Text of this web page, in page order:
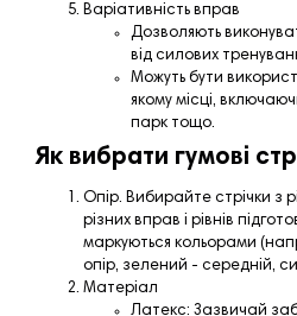
Варіативність вправ
Дозволяють
від силових
Можуть бути
якому місці,
парк тощо.
Як вибрати гумові
Опір. Вибирайте стрічки з
різних вправ і рівнів
маркуються кольорами
опір, зелений - середній,
Матеріал
Латекс: Зазвичай